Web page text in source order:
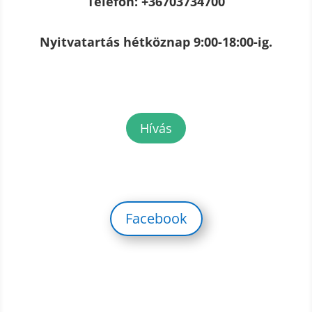
Nyitvatartás hétköznap 9:00-18:00-ig.
Hívás
Facebook